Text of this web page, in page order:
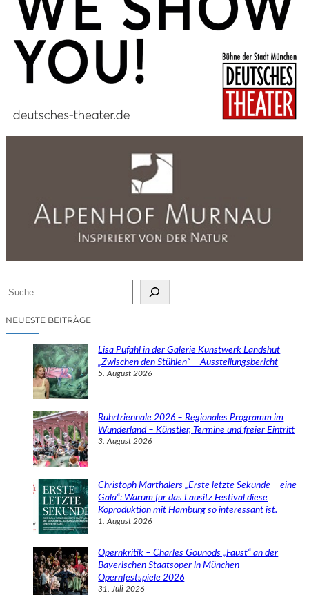
cNEUESTE BEITRÄGE
Lisa Pufahl in der Galerie Kunstwerk Landshut
„Zwischen den Stühlen“ – Ausstellungsbericht
5. August 2026
Ruhrtriennale 2026 – Regionales Programm im
Wunderland – Künstler, Termine und freier Eintritt
3. August 2026
Christoph Marthalers „Erste letzte Sekunde – eine
Gala“: Warum für das Lausitz Festival diese
Koproduktion mit Hamburg so interessant ist.
1. August 2026
Opernkritik – Charles Gounods „Faust“ an der
Bayerischen Staatsoper in München –
Opernfestspiele 2026
31. Juli 2026